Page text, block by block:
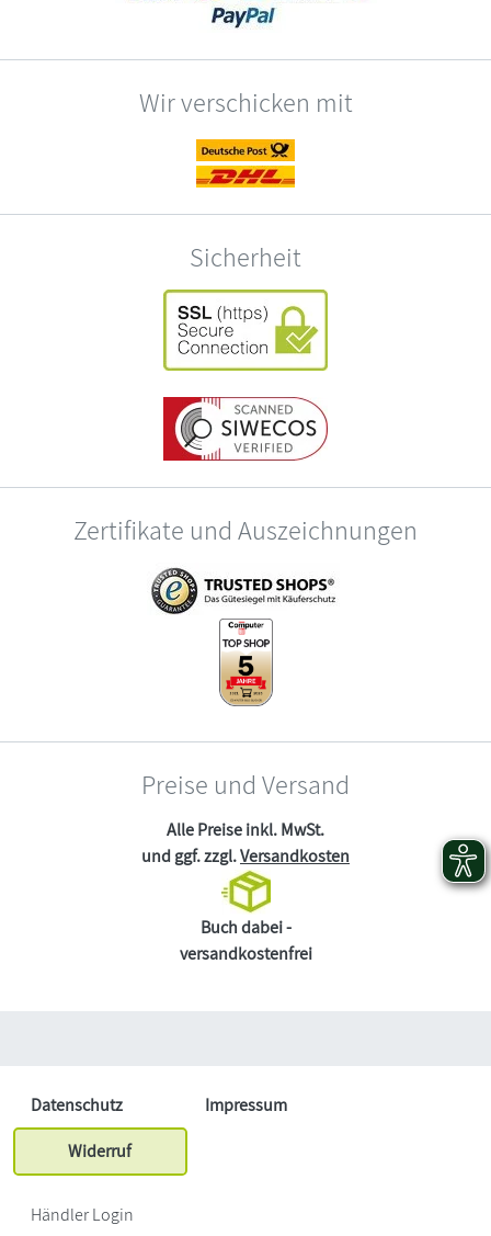
Wir verschicken mit
Sicherheit
Zertifikate und Auszeichnungen
Preise und Versand
Alle Preise inkl. MwSt.
und ggf. zzgl.Versandkosten
Buch dabei -
versandkostenfrei
Datenschutz
Impressum
Widerruf
Händler Login